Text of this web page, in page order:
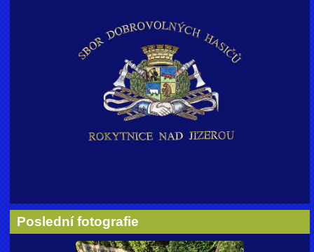
Poslední fotografie